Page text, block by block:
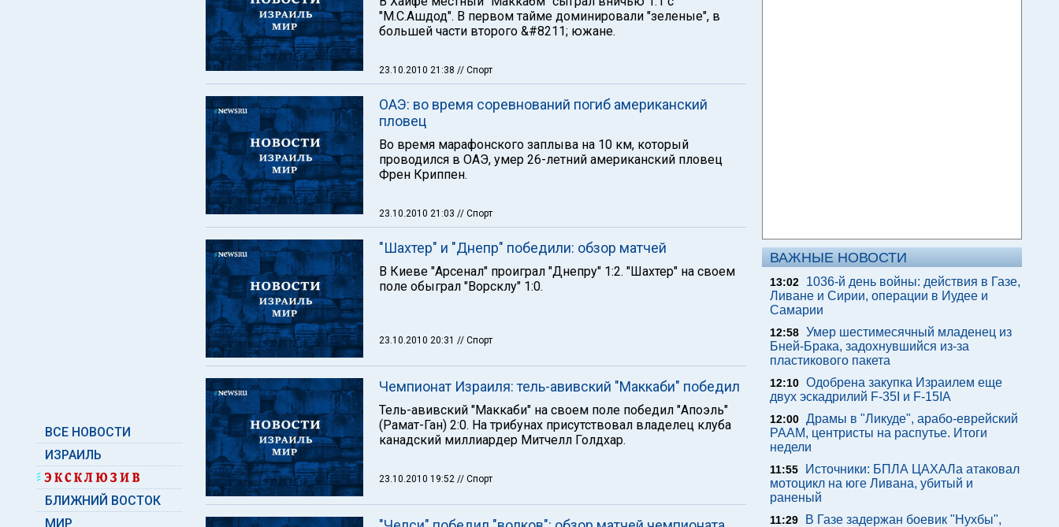
ВСЕ НОВОСТИ
ИЗРАИЛЬ
БЛИЖНИЙ ВОСТОК
МИР
"М.С.Ашдод". В первом тайме доминировали "зеленые", в
большей части второго &#8211; южане.
23.10.2010 21:38 // Спорт
ОАЭ: во время соревнований погиб американский
пловец
Во время марафонского заплыва на 10 км, который
проводился в ОАЭ, умер 26-летний американский пловец
Френ Криппен.
23.10.2010 21:03 // Спорт
"Шахтер" и "Днепр" победили: обзор матчей
В Киеве "Арсенал" проиграл "Днепру" 1:2. "Шахтер" на своем
поле обыграл "Ворсклу" 1:0.
23.10.2010 20:31 // Спорт
Чемпионат Израиля: тель-авивский "Маккаби" победил
Тель-авивский "Маккаби" на своем поле победил "Апоэль"
(Рамат-Ган) 2:0. На трибунах присутствовал владелец клуба
канадский миллиардер Митчелл Голдхар.
23.10.2010 19:52 // Спорт
ВАЖНЫЕ НОВОСТИ
13:02
1036-й день войны: действия в Газе,
Ливане и Сирии, операции в Иудее и
Самарии
12:58 Умер шестимесячный младенец из
Бней-Брака, задохнувшийся из-за
пластикового пакета
12:10 Одобрена закупка Израилем еще
двух эскадрилий F-35I и F-15IA
12:00 Драмы в "Ликуде", арабо-еврейский
РААМ, центристы на распутье. Итоги
недели
11:55
Источники: БПЛА ЦАХАЛа атаковал
мотоцикл на юге Ливана, убитый и
раненый
11:29
В Газе задержан боевик "Нухбы",